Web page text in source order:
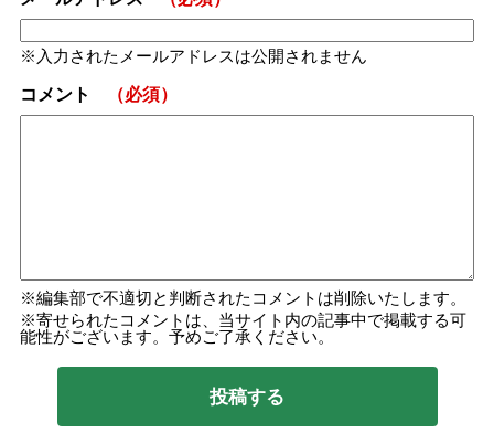
入力されたメールアドレスは公開されません
コメント （必須）
編集部で不適切と判断されたコメントは削除いたします。
寄せられたコメントは、当サイト内の記事中で掲載する可
能性がございます。予めご了承ください。